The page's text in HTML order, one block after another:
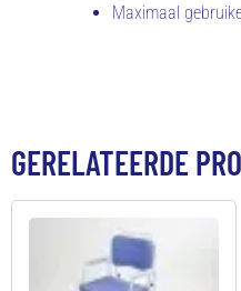
Maximaal
GERELATEERDE